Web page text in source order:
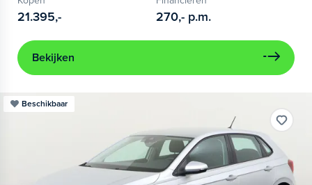
21.395,- 270,- p.m.
Bekijken
Beschikbaar